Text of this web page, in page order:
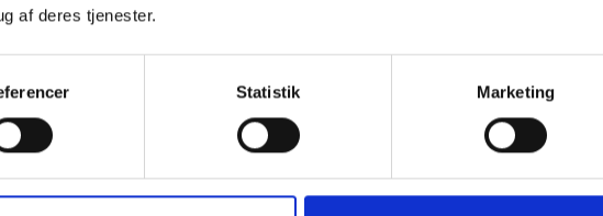
af deres tjenester.
Statistik Marketing